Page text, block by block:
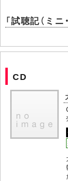
「試聴記（ミ
CD